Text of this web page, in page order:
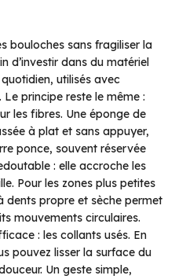
bouloches sans fragiliser la
d’investir dans du matériel
utilisés avec
principe reste le même :
les fibres. Une éponge de
à plat et sans appuyer,
ponce, souvent réservée
: elle accroche les
Pour les zones plus petites
dents propre et sèche permet
mouvements circulaires.
: les collants usés. En
pouvez lisser la surface du
Un geste simple,